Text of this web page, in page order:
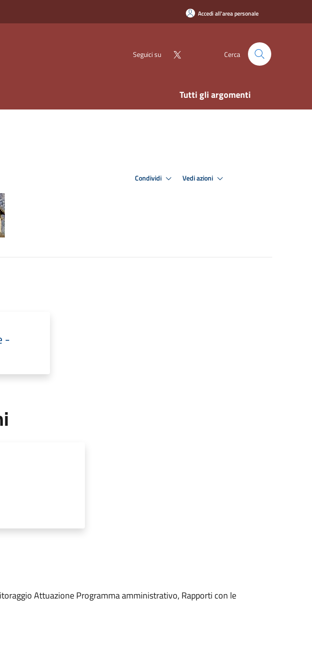
Accedi all'area personale
Seguici su Cerca
Tutti gli argomenti
Condividi Vedi azioni
-
Attuazione Programma amministrativo, Rapporti con le